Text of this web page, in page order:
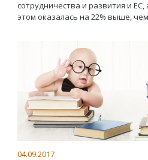
сотрудничества и развития и
этом оказалась на 22% выше,
04.09.2017